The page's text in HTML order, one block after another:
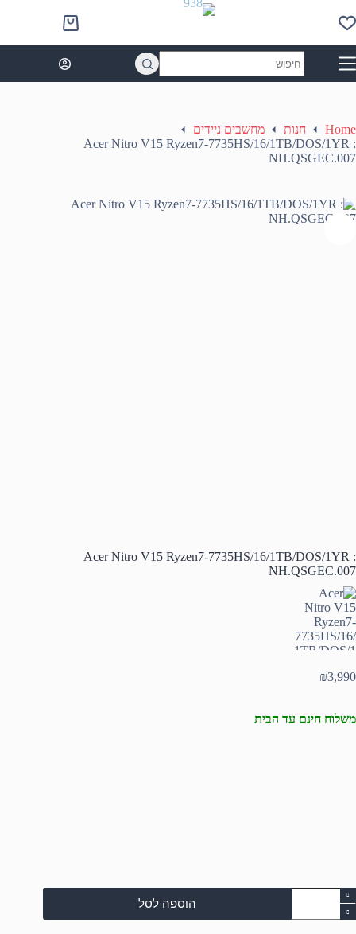
to
content
Shopping
cart
results
Home חנות
מחשבים ניידים
Acer Nitro V15 Ryzen7-7735HS/16/1TB/DOS/1YR :
NH.QSGEC.007
Acer Nitro V15 Ryzen7-7735HS/16/1TB/DOS/1YR :
NH.QSGEC.007
₪3,990
משלוח חינם עד הבית
כמות
של
Acer
הוספה לסל